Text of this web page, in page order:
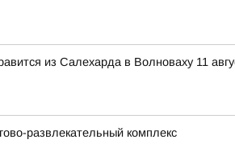
из Салехарда в Волноваху 11
развлекательный комплекс